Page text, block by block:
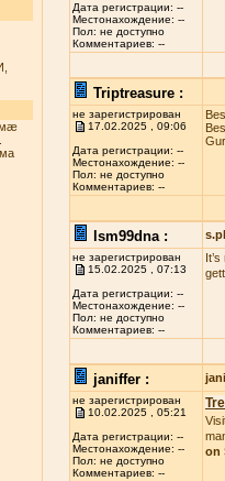
Дата регистрации: --
Местонахождение: --
Пол: не доступно
Комментариев: --
Triptreasure :
не зарегистрирован
17.02.2025 , 09:06
Дата регистрации: --
Местонахождение: --
Пол: не доступно
Комментариев: --
lsm99dna :
не зарегистрирован
15.02.2025 , 07:13
Дата регистрации: --
Местонахождение: --
Пол: не доступно
Комментариев: --
janiffer :
не зарегистрирован
10.02.2025 , 05:21
Дата регистрации: --
Местонахождение: --
Пол: не доступно
Комментариев: --
on